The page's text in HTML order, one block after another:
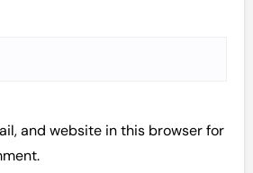
and website in this browser for